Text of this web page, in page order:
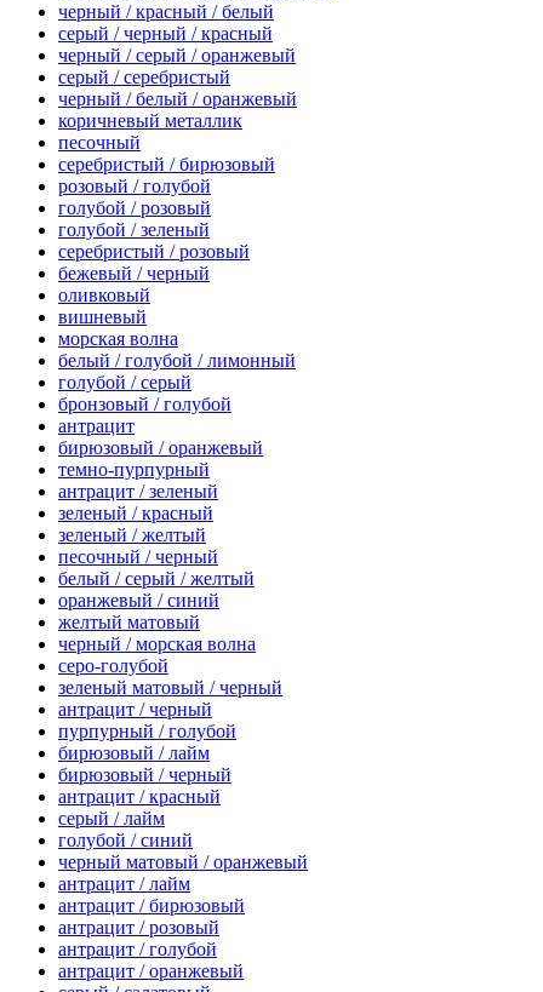
черный / красный / белый
серый / черный / красный
черный / серый / оранжевый
серый / серебристый
черный / белый / оранжевый
коричневый металлик
песочный
серебристый / бирюзовый
розовый / голубой
голубой / розовый
голубой / зеленый
серебристый / розовый
бежевый / черный
оливковый
вишневый
морская волна
белый / голубой / лимонный
голубой / серый
бронзовый / голубой
антрацит
бирюзовый / оранжевый
темно-пурпурный
антрацит / зеленый
зеленый / красный
зеленый / желтый
песочный / черный
белый / серый / желтый
оранжевый / синий
желтый матовый
черный / морская волна
серо-голубой
зеленый матовый / черный
антрацит / черный
пурпурный / голубой
бирюзовый / лайм
бирюзовый / черный
антрацит / красный
серый / лайм
голубой / синий
черный матовый / оранжевый
антрацит / лайм
антрацит / бирюзовый
антрацит / розовый
антрацит / голубой
антрацит / оранжевый